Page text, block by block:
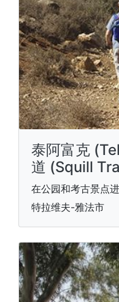
泰阿富克
道 (Squill
在公园和考古景点
特拉维夫-雅法市